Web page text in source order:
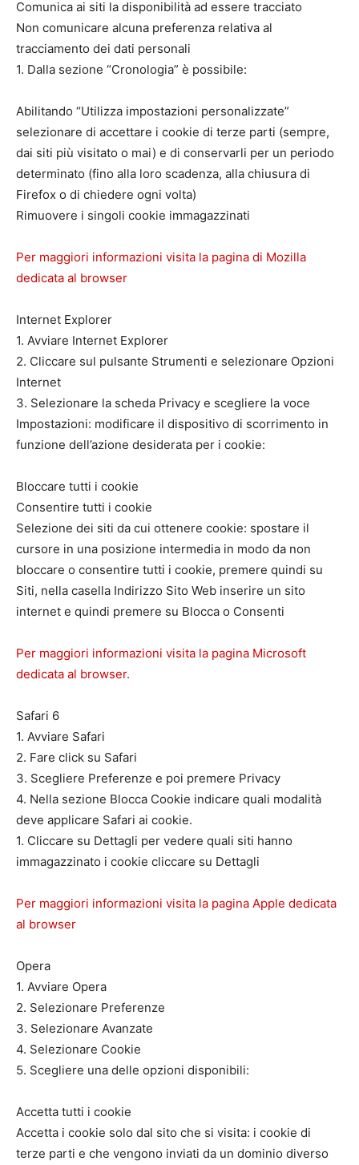
Comunica ai siti la disponibilità ad essere tracciato
Non comunicare alcuna preferenza relativa al
tracciamento dei dati personali
1. Dalla sezione “Cronologia” è possibile:
Abilitando “Utilizza impostazioni personalizzate”
selezionare di accettare i cookie di terze parti (sempre,
dai siti più visitato o mai) e di conservarli per un periodo
determinato (fino alla loro scadenza, alla chiusura di
Firefox o di chiedere ogni volta)
Rimuovere i singoli cookie immagazzinati
Per maggiori informazioni visita la pagina di Mozilla
dedicata al browser
Internet Explorer
1. Avviare Internet Explorer
2. Cliccare sul pulsante Strumenti e selezionare Opzioni
Internet
3. Selezionare la scheda Privacy e scegliere la voce
Impostazioni: modificare il dispositivo di scorrimento in
funzione dell’azione desiderata per i cookie:
Bloccare tutti i cookie
Consentire tutti i cookie
Selezione dei siti da cui ottenere cookie: spostare il
cursore in una posizione intermedia in modo da non
bloccare o consentire tutti i cookie, premere quindi su
Siti, nella casella Indirizzo Sito Web inserire un sito
internet e quindi premere su Blocca o Consenti
Per maggiori informazioni visita la pagina Microsoft
dedicata al browser.
Safari 6
1. Avviare Safari
2. Fare click su Safari
3. Scegliere Preferenze e poi premere Privacy
4. Nella sezione Blocca Cookie indicare quali modalità
deve applicare Safari ai cookie.
1. Cliccare su Dettagli per vedere quali siti hanno
immagazzinato i cookie cliccare su Dettagli
Per maggiori informazioni visita la pagina Apple dedicata
al browser
Opera
1. Avviare Opera
2. Selezionare Preferenze
3. Selezionare Avanzate
4. Selezionare Cookie
5. Scegliere una delle opzioni disponibili:
Accetta tutti i cookie
Accetta i cookie solo dal sito che si visita: i cookie di
terze parti e che vengono inviati da un dominio diverso